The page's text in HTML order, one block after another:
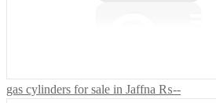
gas cylinders for sale in Jaffna ₨--